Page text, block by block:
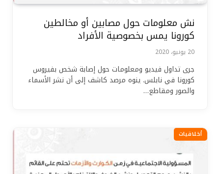
نش معلومات حول مصابين أو مخالطين
كورونا يمس بخصوصية الأفراد
20 يونيو، 2020
جرى تداول فيديو ومعلومات حول إصابة شخص بفيروس
كورونا في نابلس. ينوه مرصد كاشف إلى أن نشر الأسماء
والصور ومقاطع…
أخلاقيات